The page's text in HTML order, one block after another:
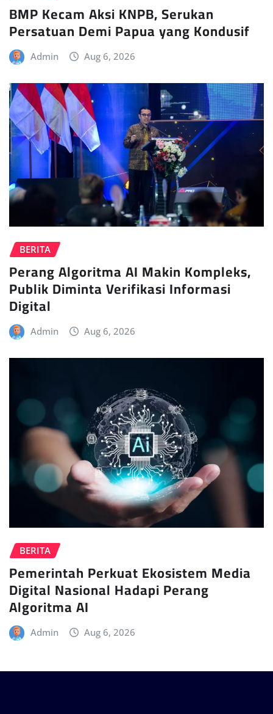
BMP Kecam Aksi KNPB, Serukan
Persatuan Demi Papua yang Kondusif
Admin Aug 6, 2026
BERITA
Perang Algoritma AI Makin Kompleks,
Publik Diminta Verifikasi Informasi
Digital
Admin Aug 6, 2026
BERITA
Pemerintah Perkuat Ekosistem Media
Digital Nasional Hadapi Perang
Algoritma AI
Admin Aug 6, 2026